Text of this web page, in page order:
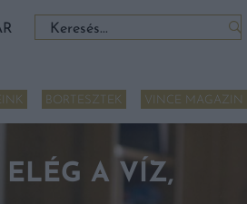
Keresés:
BORTESZTEK VINCE MAGAZIN
ELÉG A VÍZ,